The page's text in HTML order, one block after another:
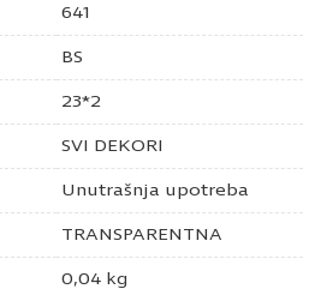
641
BS
23*2
SVI DEKORI
Unutrašnja upotreba
TRANSPARENTNA
0,04 kg